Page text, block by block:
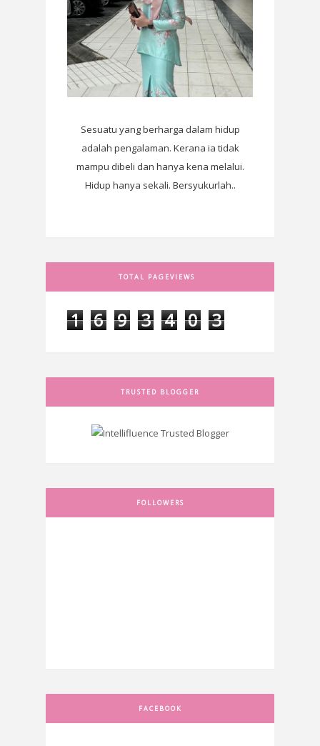
Sesuatu yang berharga dalam hidup
adalah pengalaman. Kerana ia tidak
mampu dibeli dan hanya kena melalui.
Hidup hanya sekali. Bersyukurlah..
TOTAL PAGEVIEWS
1 6 9 3 4 0 3
TRUSTED BLOGGER
FOLLOWERS
FACEBOOK